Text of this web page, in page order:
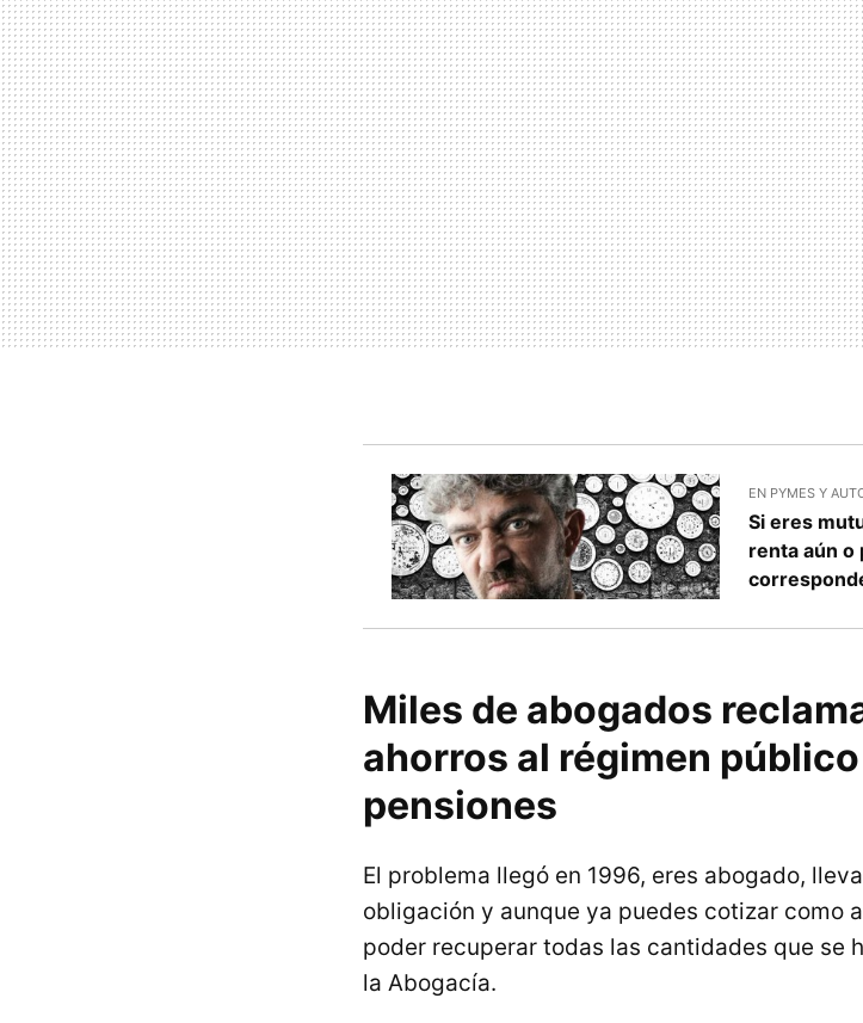
EN PYMES Y
Si eres
renta aún o
Miles de abogados
ahorros al régimen
pensiones
El problema llegó en 1996, eres abogado,
obligación y aunque ya puedes cotizar como
poder recuperar todas las cantidades que se
la Abogacía.